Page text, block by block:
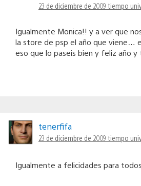
23 de diciembre de 2009 tiempo
Igualmente Monica!! y a ver que
la store de psp el año que viene…
eso que lo paseis bien y feliz año y
tenerfifa
23 de diciembre de 2009 tiempo
Igualmente a felicidades para todos